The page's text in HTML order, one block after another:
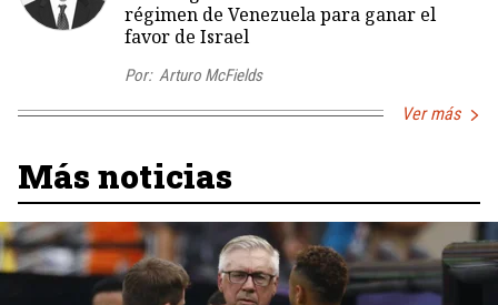
régimen de Venezuela para ganar el
favor de Israel
Por: Arturo McFields
Ver más
Más noticias